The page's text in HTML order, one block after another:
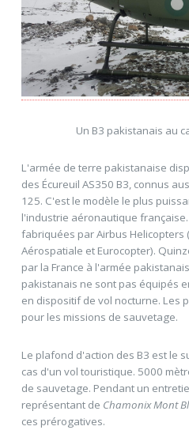
Un B3 pakistanais au
L'armée de terre pakistanaise
des Écureuil AS350 B3, connus
125. C'est le modèle le plus
l'industrie aéronautique
fabriquées par Airbus
Aérospatiale et Eurocopter).
par la France à l'armée
pakistanais ne sont pas équipés
en dispositif de vol nocturne. Les
pour les missions de sauvetage.
Le plafond d'action des B3 est le
cas d'un vol touristique. 5000
de sauvetage. Pendant un
représentant de Chamonix Mont
ces prérogatives.